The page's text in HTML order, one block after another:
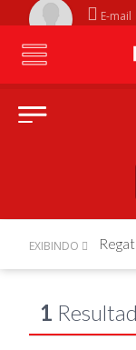
E-mail
EXIBINDO
1